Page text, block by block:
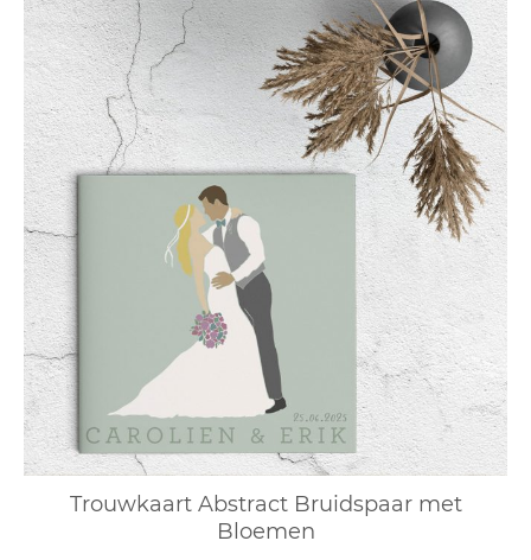
Trouwkaart Abstract Bruidspaar met
Bloemen